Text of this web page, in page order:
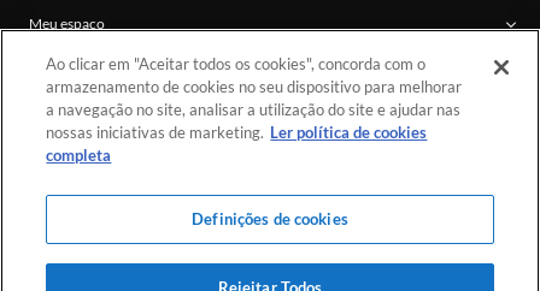
Meu espaço
Mais informações
0800 642 0212
Brasília.
Ao clicar em "Aceitar todos os cookies", concorda com o
armazenamento de cookies no seu dispositivo para melhorar
a navegação no site, analisar a utilização do site e ajudar nas
nossas iniciativas de marketing. Ler política de cookies
completa
Definições de cookies